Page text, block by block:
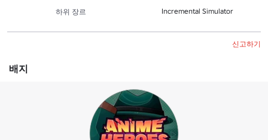
하위 장르 Incremental Simulator
신고하기
배지